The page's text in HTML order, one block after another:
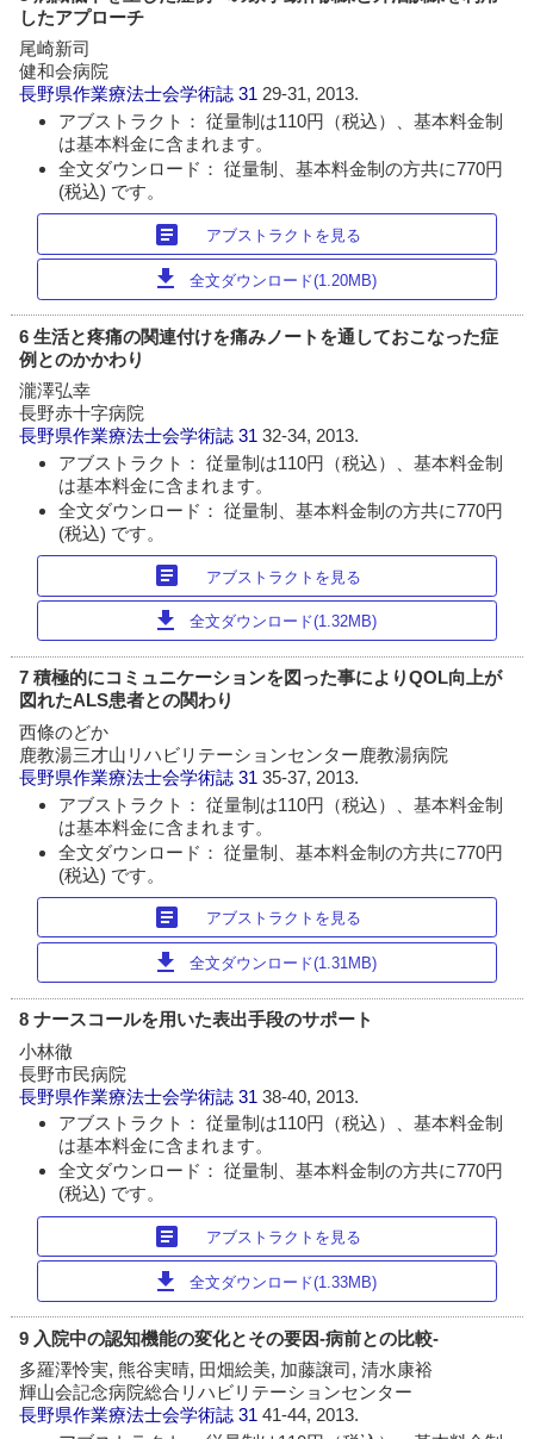
したアプローチ
尾崎新司
健和会病院
長野県作業療法士会学術誌 3129-31, 2013.
アブストラクト： 従量制は110円（税込）、基本料金制
は基本料金に含まれます。
全文ダウンロード： 従量制、基本料金制の方共に770円
(税込) です。
article アブストラクトを見る
download 全文ダウンロード(1.20MB)
6 生活と疼痛の関連付けを痛みノートを通しておこなった症
例とのかかわり
瀧澤弘幸
長野赤十字病院
長野県作業療法士会学術誌 3132-34, 2013.
アブストラクト： 従量制は110円（税込）、基本料金制
は基本料金に含まれます。
全文ダウンロード： 従量制、基本料金制の方共に770円
(税込) です。
article アブストラクトを見る
download 全文ダウンロード(1.32MB)
7 積極的にコミュニケーションを図った事によりQOL向上が
図れたALS患者との関わり
西條のどか
鹿教湯三才山リハビリテーションセンター鹿教湯病院
長野県作業療法士会学術誌 3135-37, 2013.
アブストラクト： 従量制は110円（税込）、基本料金制
は基本料金に含まれます。
全文ダウンロード： 従量制、基本料金制の方共に770円
(税込) です。
article アブストラクトを見る
download 全文ダウンロード(1.31MB)
8 ナースコールを用いた表出手段のサポート
小林徹
長野市民病院
長野県作業療法士会学術誌 3138-40, 2013.
アブストラクト： 従量制は110円（税込）、基本料金制
は基本料金に含まれます。
全文ダウンロード： 従量制、基本料金制の方共に770円
(税込) です。
article アブストラクトを見る
download 全文ダウンロード(1.33MB)
9 入院中の認知機能の変化とその要因-病前との比較-
多羅澤怜実, 熊谷実晴, 田畑絵美, 加藤譲司, 清水康裕
輝山会記念病院総合リハビリテーションセンター
長野県作業療法士会学術誌 3141-44, 2013.